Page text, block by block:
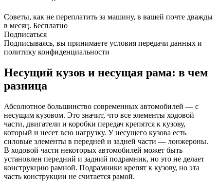
Советы, как не переплатить за машину, в вашей почте дважды
в месяц. Бесплатно
Подписаться
Подписываясь, вы принимаете условия передачи данных и
политику конфиденциальности
Несущий кузов и несущая рама: в чем
разница
Абсолютное большинство современных автомобилей — с
несущим кузовом. Это значит, что все элементы ходовой
части, двигатели и коробки передач крепятся к кузову,
который и несет всю нагрузку. У несущего кузова есть
силовые элементы в передней и задней части — лонжероны.
В ходовой части некоторых автомобилей может быть
установлен передний и задний подрамник, но это не делает
конструкцию рамной. Подрамники крепят к кузову, но эта
часть конструкции не считается рамой.